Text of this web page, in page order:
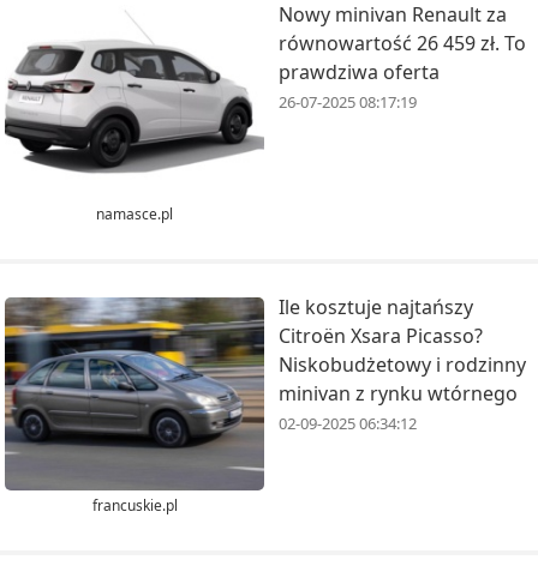
namasce.pl
Nowy minivan Renault za
równowartość 26 459 zł. To
prawdziwa oferta
26-07-2025 08:17:19
francuskie.pl
Ile kosztuje najtańszy
Citroën Xsara Picasso?
Niskobudżetowy i rodzinny
minivan z rynku wtórnego
02-09-2025 06:34:12